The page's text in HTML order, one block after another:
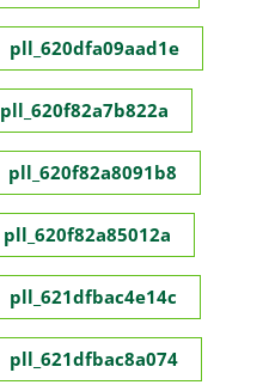
pll_620dfa09aad1e
pll_620f82a7b822a
pll_620f82a8091b8
pll_620f82a85012a
pll_621dfbac4e14c
pll_621dfbac8a074